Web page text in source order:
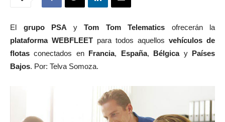
El grupo PSA yTom Tom Telematics ofrecerán la
plataforma WEBFLEET para todos aquellos vehículos de
flotas conectados en Francia, España, Bélgicay Países
Bajos. Por: Telva Somoza.